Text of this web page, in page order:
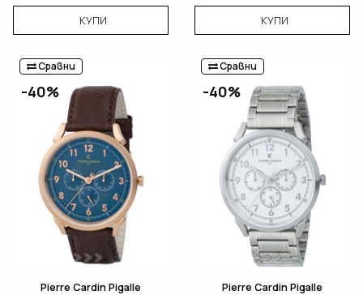
КУПИ КУПИ
Сравни
-40%
Pierre Cardin Pigalle
Сравни
-40%
Pierre Cardin Pigalle